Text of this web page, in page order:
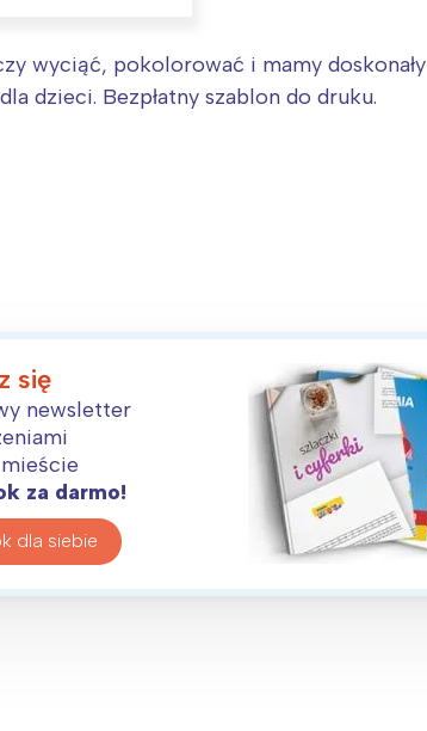
wyciąć, pokolorować i mamy doskonały
dzieci. Bezpłatny szablon do druku.
się
newsletter
za darmo!
dla siebie